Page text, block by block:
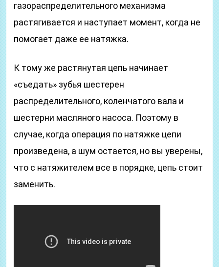
газораспределительного механизма
растягивается и наступает момент, когда не
помогает даже ее натяжка.
К тому же растянутая цепь начинает
«съедать» зубья шестерен
распределительного, коленчатого вала и
шестерни масляного насоса. Поэтому в
случае, когда операция по натяжке цепи
произведена, а шум остается, но вы уверены,
что с натяжителем все в порядке, цепь стоит
заменить.